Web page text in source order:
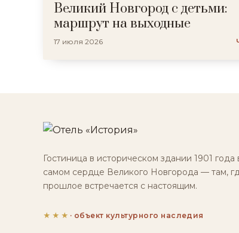
Великий Новгород с детьми:
маршрут на выходные
17 июля 2026
Гостиница в историческом здании 1901 года
самом сердце Великого Новгорода — там,
прошлое встречается с настоящим.
★★★ · объект культурного наследия